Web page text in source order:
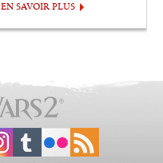
EN SAVOIR PLUS